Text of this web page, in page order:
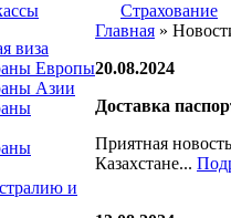
Страхование
виза
Европы
Азии
и
Главная »
20.08.2024
Доставка
Приятная
Казахстане...